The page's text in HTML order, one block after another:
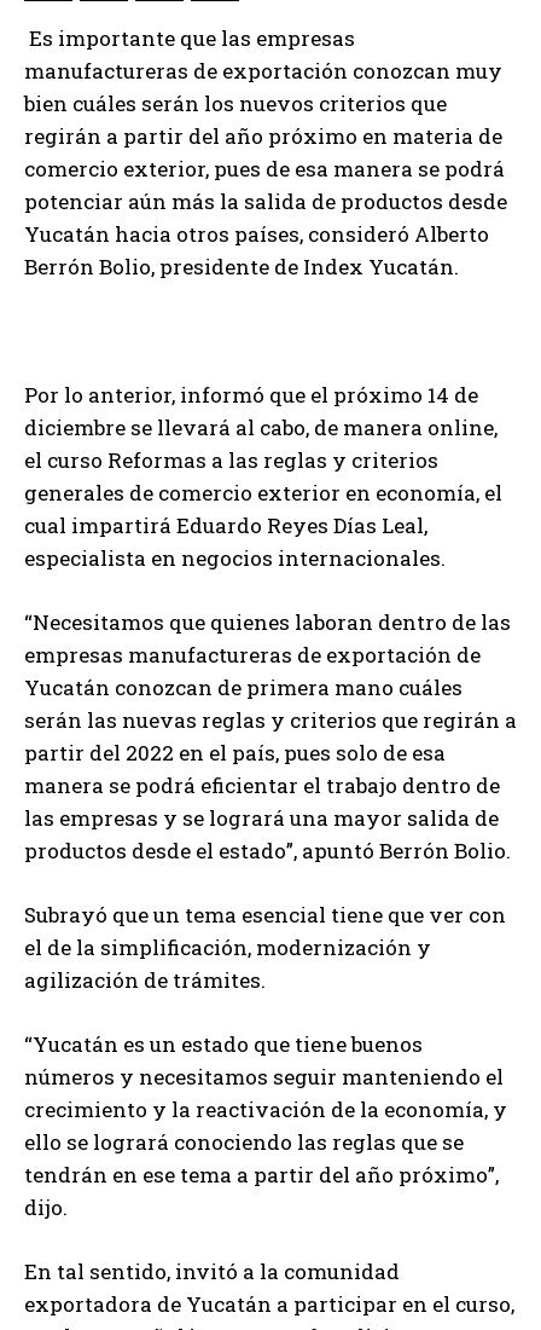
Es importante que las empresas
manufactureras de exportación conozcan muy
bien cuáles serán los nuevos criterios que
regirán a partir del año próximo en materia de
comercio exterior, pues de esa manera se podrá
potenciar aún más la salida de productos desde
Yucatán hacia otros países, consideró Alberto
Berrón Bolio, presidente de Index Yucatán.
Por lo anterior, informó que el próximo 14 de
diciembre se llevará al cabo, de manera online,
el curso Reformas a las reglas y criterios
generales de comercio exterior en economía, el
cual impartirá Eduardo Reyes Días Leal,
especialista en negocios internacionales.
“Necesitamos que quienes laboran dentro de las
empresas manufactureras de exportación de
Yucatán conozcan de primera mano cuáles
serán las nuevas reglas y criterios que regirán a
partir del 2022 en el país, pues solo de esa
manera se podrá eficientar el trabajo dentro de
las empresas y se logrará una mayor salida de
productos desde el estado”, apuntó Berrón Bolio.
Subrayó que un tema esencial tiene que ver con
el de la simplificación, modernización y
agilización de trámites.
“Yucatán es un estado que tiene buenos
números y necesitamos seguir manteniendo el
crecimiento y la reactivación de la economía, y
ello se logrará conociendo las reglas que se
tendrán en ese tema a partir del año próximo”,
dijo.
En tal sentido, invitó a la comunidad
exportadora de Yucatán a participar en el curso,